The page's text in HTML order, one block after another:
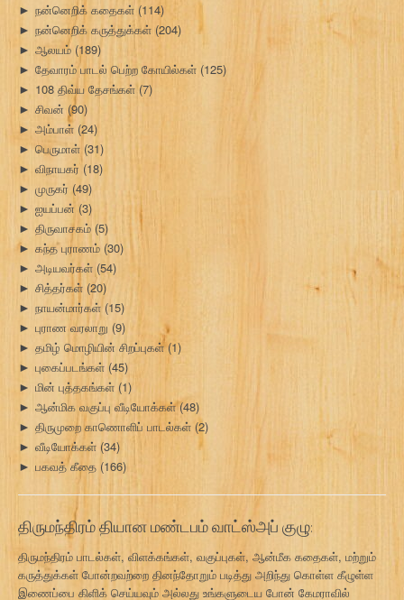
► நன்னெறிக் கதைகள் (114)
► நன்னெறிக் கருத்துக்கள் (204)
► ஆலயம் (189)
► தேவாரம் பாடல் பெற்ற கோயில்கள் (125)
► 108 திவ்ய தேசங்கள் (7)
► சிவன் (90)
► அம்பாள் (24)
► பெருமாள் (31)
► விநாயகர் (18)
► முருகர் (49)
► ஐயப்பன் (3)
► திருவாசகம் (5)
► கந்த புராணம் (30)
► அடியவர்கள் (54)
► சித்தர்கள் (20)
► நாயன்மார்கள்(15)
► புராண வரலாறு (9)
► தமிழ் மொழியின் சிறப்புகள்(1)
► புகைப்படங்கள் (45)
► மின் புத்தகங்கள் (1)
► ஆன்மிக வகுப்பு வீடியோக்கள்(48)
► திருமுறை காணொளிப் பாடல்கள் (2)
► வீடியோக்கள் (34)
► பகவத் கீதை (166)
திருமந்திரம் தியான மண்டபம் வாட்ஸ்அப் குழு:
திருமந்திரம் பாடல்கள், விளக்கங்கள், வகுப்புகள், ஆன்மீக கதைகள், மற்றும்
கருத்துக்கள் போன்றவற்றை தினந்தோறும் படித்து அறிந்து கொள்ள கீழுள்ள
இணைப்பை கிளிக் செய்யவும் அல்லது உங்களுடைய போன் கேமராவில்